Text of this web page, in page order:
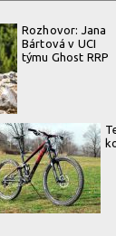
Rozhovor: Jana
Bártová v UCI
týmu Ghost RRP